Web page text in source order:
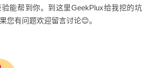
能帮到你。到这里GeekPlux给我挖的坑
您有问题欢迎留言讨论😊。